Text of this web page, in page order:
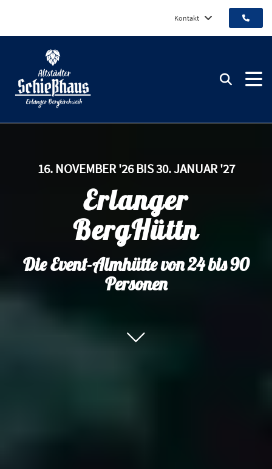
Kontakt
Suchen
16. NOVEMBER '26 BIS 30. JANUAR '27
Erlanger
BergHüttn
Die Event-Almhütte von 24 bis 90
Personen